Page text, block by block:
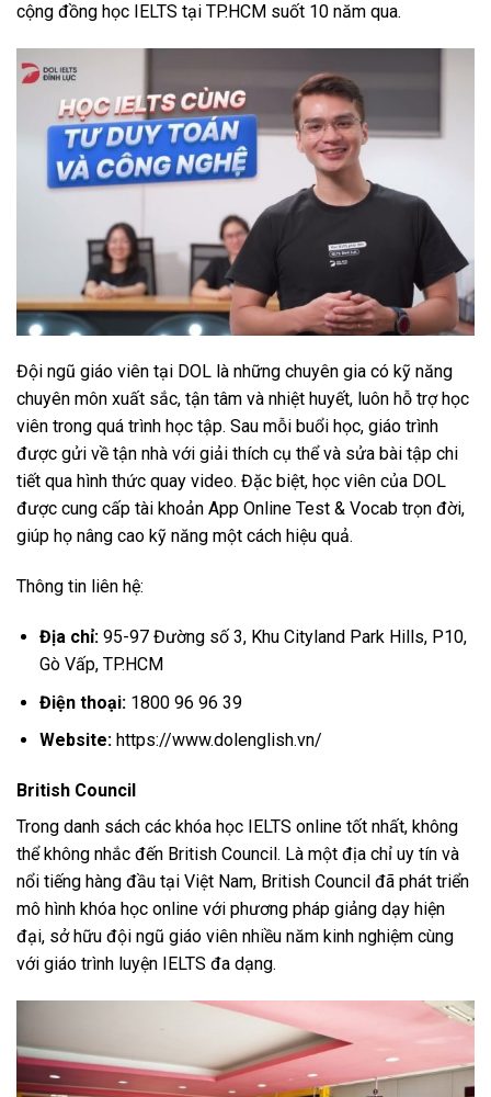
cộng đồng học IELTS tại TP.HCM suốt 10 năm qua.
Đội ngũ giáo viên tại DOL là những chuyên gia có kỹ năng
chuyên môn xuất sắc, tận tâm và nhiệt huyết, luôn hỗ trợ học
viên trong quá trình học tập. Sau mỗi buổi học, giáo trình
được gửi về tận nhà với giải thích cụ thể và sửa bài tập chi
tiết qua hình thức quay video. Đặc biệt, học viên của DOL
được cung cấp tài khoản App Online Test & Vocab trọn đời,
giúp họ nâng cao kỹ năng một cách hiệu quả.
Thông tin liên hệ:
Địa chỉ:95-97 Đường số 3, Khu Cityland Park Hills, P10,
Gò Vấp, TP.HCM
Điện thoại:1800 96 96 39
Website:https://www.dolenglish.vn/
British Council
Trong danh sách các khóa học IELTS online tốt nhất, không
thể không nhắc đến British Council. Là một địa chỉ uy tín và
nổi tiếng hàng đầu tại Việt Nam, British Council đã phát triển
mô hình khóa học online với phương pháp giảng dạy hiện
đại, sở hữu đội ngũ giáo viên nhiều năm kinh nghiệm cùng
với giáo trình luyện IELTS đa dạng.